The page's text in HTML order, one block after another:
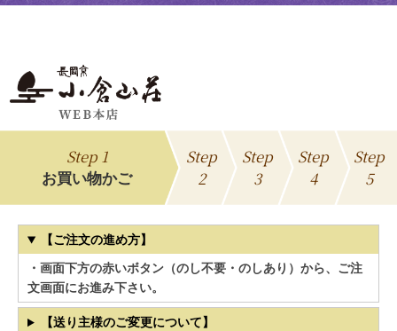
Step 1
お買い物かご
Step
2
Step
3
Step
4
Step
5
【ご注文の進め方】
・画面下方の赤いボタン（のし不要・のしあり）から、ご注
文画面にお進み下さい。
【送り主様のご変更について】